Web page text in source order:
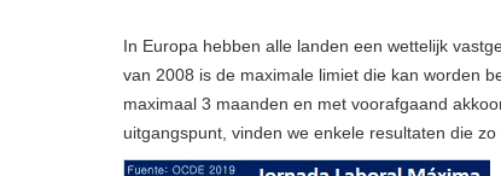
In Europa hebben alle landen een wettelijk
van 2008 is de maximale limiet die kan worden
maximaal 3 maanden en met voorafgaand
uitgangspunt, vinden we enkele resultaten die